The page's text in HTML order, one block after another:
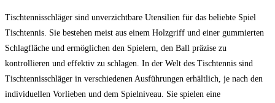
Tischtennisschläger sind unverzichtbare Utensilien für das beliebte Spiel
Tischtennis. Sie bestehen meist aus einem Holzgriff und einer gummierten
Schlagfläche und ermöglichen den Spielern, den Ball präzise zu
kontrollieren und effektiv zu schlagen. In der Welt des Tischtennis sind
Tischtennisschläger in verschiedenen Ausführungen erhältlich, je nach den
individuellen Vorlieben und dem Spielniveau. Sie spielen eine